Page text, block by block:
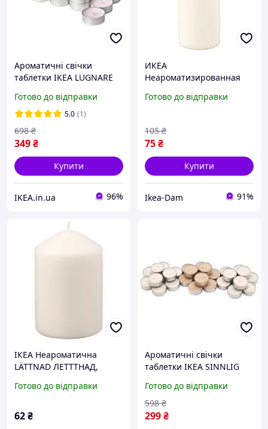
Ароматичні свічки
таблетки IKEA LUGNARE
години горіння чайні
декоративні аромасвічки
Готово до відправки
5.0 (1)
349₴
698 ₴
Купити
IKEA.in.ua 96%
ИКЕА
Неароматизированная
ФЕНОМЕН, 205.284.11
Готово до відправки
75₴
105 ₴
Купити
Ikea-Dam 91%
ІКЕА Неароматична
LÄTTNAD ЛЕТТТНАД,
Готово до відправки
62₴
Ароматичні свічки
таблетки IKEA SINNLIG
горіння чайні
декоративні аромасвічки
Готово до відправки
299₴
598 ₴